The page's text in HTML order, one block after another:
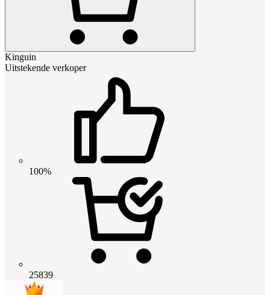
Kinguin
Uitstekende verkoper
100%
25839